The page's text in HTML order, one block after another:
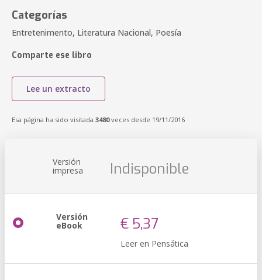
Categorías
Entretenimento, Literatura Nacional, Poesía
Comparte ese libro
Lee un extracto
Esa página ha sido visitada 3480veces desde 19/11/2016
Versión
impresa Indisponible
Versión
eBook € 5,37
Leer en Pensática